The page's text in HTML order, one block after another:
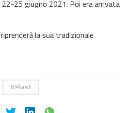
22-25 giugno 2021. Poi era arrivata
la sua tradizionale
Plast